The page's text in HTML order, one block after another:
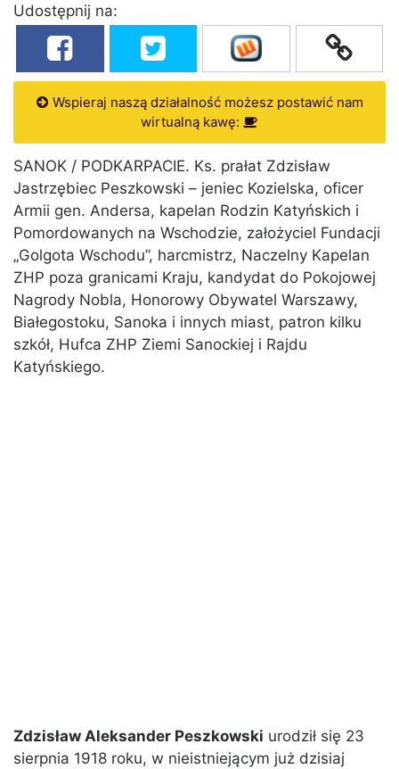
Udostępnij na:
Wspieraj naszą działalność możesz postawić nam
wirtualną kawę:
SANOK / PODKARPACIE. Ks. prałat Zdzisław
Jastrzębiec Peszkowski – jeniec Kozielska, oficer
Armii gen. Andersa, kapelan Rodzin Katyńskich i
Pomordowanych na Wschodzie, założyciel Fundacji
„Golgota Wschodu”, harcmistrz, Naczelny Kapelan
ZHP poza granicami Kraju, kandydat do Pokojowej
Nagrody Nobla, Honorowy Obywatel Warszawy,
Białegostoku, Sanoka i innych miast, patron kilku
szkół, Hufca ZHP Ziemi Sanockiej i Rajdu
Katyńskiego.
Zdzisław Aleksander Peszkowski urodził się 23
sierpnia 1918 roku, w nieistniejącym już dzisiaj